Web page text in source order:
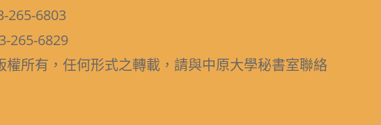
265-6803
265-6829
所有，任何形式之轉載，請與中原大學秘書室聯絡